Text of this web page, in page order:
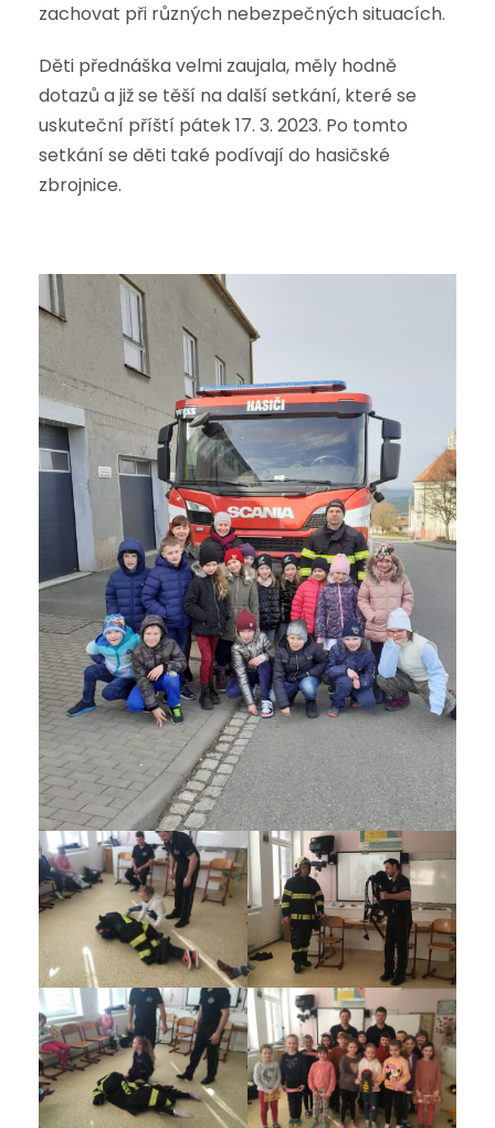
zachovat při různých nebezpečných situacích.
Děti přednáška velmi zaujala, měly hodně
dotazů a již se těší na další setkání, které se
uskuteční příští pátek 17. 3. 2023. Po tomto
setkání se děti také podívají do hasičské
zbrojnice.